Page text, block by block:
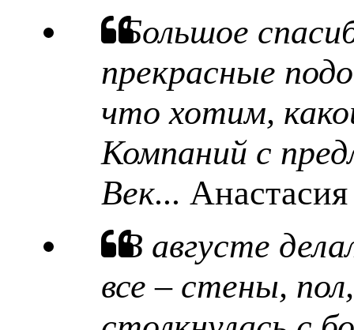
Большое
прекрасные
что хотим,
Компаний с
Век...
В августе
все – стены,